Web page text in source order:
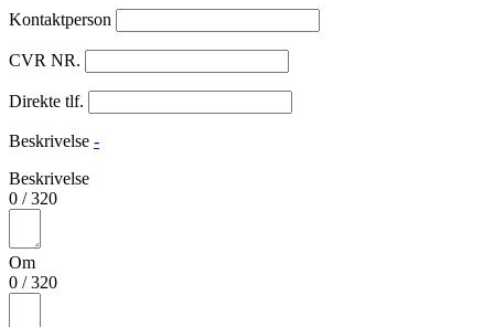
Kontaktperson
CVR NR.
Direkte tlf.
Beskrivelse -
Beskrivelse
0 /320
Om
0 /320